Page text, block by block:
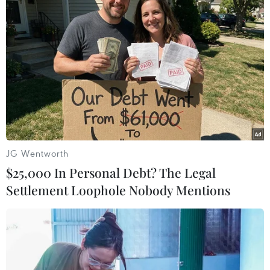
14/09/2025 22:46
Do nơi xảy ra hỏa hoạn có nhiều vật liệu dễ bắt lửa nên
công tác chữa cháy gặp nhiều khó khăn, trong khi lửa
cháy to cũng gây nguy cơ cháy lan sang các khu vực
dân cư xung quanh.
JG Wentworth
$25,000 In Personal Debt? The Legal
Settlement Loophole Nobody Mentions